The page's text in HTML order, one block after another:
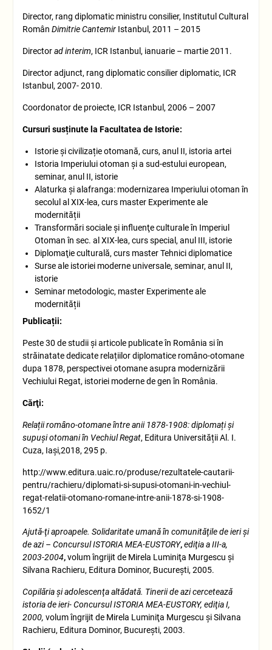
Director, rang diplomatic ministru consilier, Institutul Cultural
Român Dimitrie Cantemir Istanbul, 2011 – 2015
Directorad interim, ICR Istanbul, ianuarie – martie 2011.
Director adjunct, rang diplomatic consilier diplomatic, ICR
Istanbul, 2007- 2010.
Coordonator de proiecte, ICR Istanbul, 2006 – 2007
Cursuri susținute la Facultatea de Istorie:
Istorie și civilizație otomană, curs, anul II, istoria artei
Istoria Imperiului otoman şi a sud-estului european,
seminar, anul II, istorie
Alaturka și alafranga: modernizarea Imperiului otoman în
secolul al XIX-lea, curs master Experimente ale
modernității
Transformări sociale şi influenţe culturale în Imperiul
Otoman în sec. al XIX-lea, curs special, anul III, istorie
Diplomaţie culturală, curs master Tehnici diplomatice
Surse ale istoriei moderne universale, seminar, anul II,
istorie
Seminar metodologic, master Experimente ale
modernității
Publicații:
Peste 30 de studii și articole publicate în România si în
străinatate dedicate relațiilor diplomatice româno-otomane
dupa 1878, perspectivei otomane asupra modernizării
Vechiului Regat, istoriei moderne de gen în România.
Cărţi:
Relații româno-otomane între anii 1878-1908: diplomați și
supuși otomani în Vechiul Regat, Editura Universității Al. I.
Cuza, Iași,2018, 295 p.
http://www.editura.uaic.ro/produse/rezultatele-cautarii-
pentru/rachieru/diplomati-si-supusi-otomani-in-vechiul-
regat-relatii-otomano-romane-intre-anii-1878-si-1908-
1652/1
Ajută-ţi aproapele. Solidaritate umană în comunităţile de ieri şi
de azi – Concursul ISTORIA MEA-EUSTORY,ediţia a III-a,
2003-2004,volum îngrijit de Mirela Luminiţa Murgescu şi
Silvana Rachieru, Editura Dominor, Bucureşti, 2005.
Copilăria şi adolescenţa altădată. Tinerii de azi cercetează
istoria de ieri- Concursul ISTORIA MEA-EUSTORY, ediţia I,
2000, volum îngrijit de Mirela Luminiţa Murgescu şi Silvana
Rachieru, Editura Dominor, Bucureşti, 2003.